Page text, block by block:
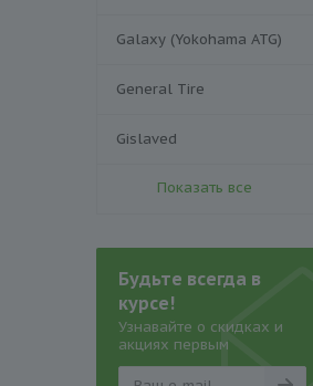
Galaxy (Yokohama ATG)
General Tire
Gislaved
Показать все
Будьте всегда в
курсе!
Узнавайте о скидках и
акциях первым